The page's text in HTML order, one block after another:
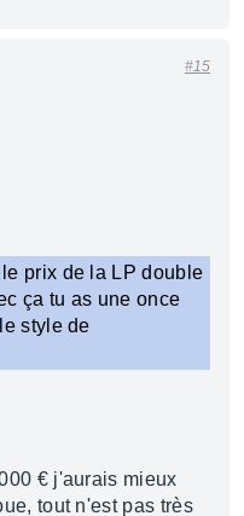
#15
prix de la LP double
ça tu as une once
style de
€ j'aurais mieux
tout n'est pas très